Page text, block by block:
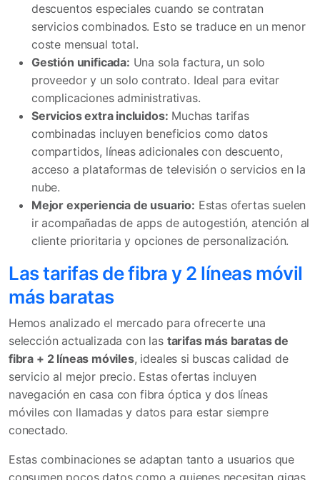
descuentos especiales cuando se contratan
servicios combinados. Esto se traduce en un menor
coste mensual total.
Gestión unificada: Una sola factura, un solo
proveedor y un solo contrato. Ideal para evitar
complicaciones administrativas.
Servicios extra incluidos: Muchas tarifas
combinadas incluyen beneficios como datos
compartidos, líneas adicionales con descuento,
acceso a plataformas de televisión o servicios en la
nube.
Mejor experiencia de usuario: Estas ofertas suelen
ir acompañadas de apps de autogestión, atención al
cliente prioritaria y opciones de personalización.
Las tarifas de fibra y 2 líneas móvil
más baratas
Hemos analizado el mercado para ofrecerte una
selección actualizada con las tarifas más baratas de
fibra + 2 líneas móviles, ideales si buscas calidad de
servicio al mejor precio. Estas ofertas incluyen
navegación en casa con fibra óptica y dos líneas
móviles con llamadas y datos para estar siempre
conectado.
Estas combinaciones se adaptan tanto a usuarios que
consumen pocos datos como a quienes necesitan gigas